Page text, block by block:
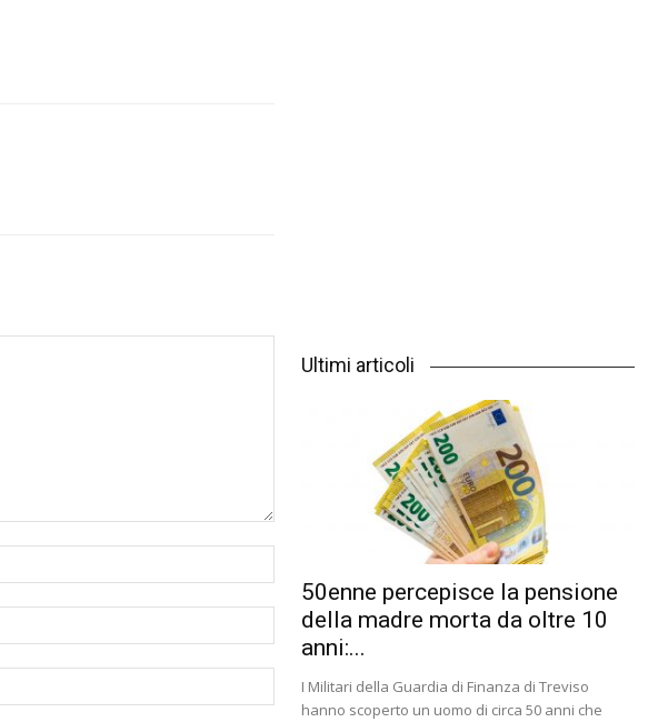
Ultimi articoli
50enne percepisce la pensione
della madre morta da oltre 10
anni:...
I Militari della Guardia di Finanza di Treviso
hanno scoperto un uomo di circa 50 anni che